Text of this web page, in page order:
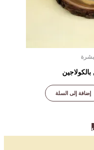
إضافة إلى السلة